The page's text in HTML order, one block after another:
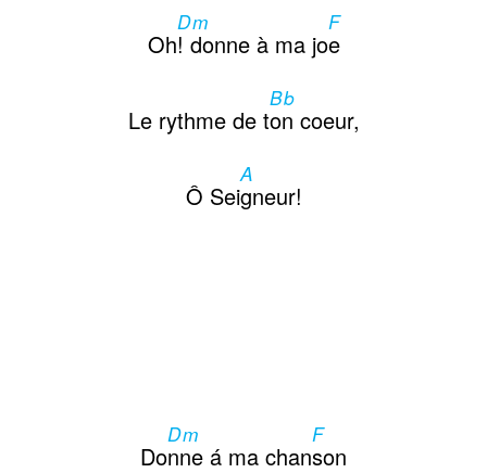
Oh
Dm
! donne à ma jo
F
e
Le rythme de t
Bb
on coeur,
Ô Sei
A
gneur!
Do
Dm
nne á ma chan
F
son